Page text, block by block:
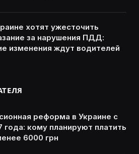
хотят ужесточить
за нарушения ПДД:
изменения ждут водителей
реформа в Украине с
года: кому планируют платить
6000 грн